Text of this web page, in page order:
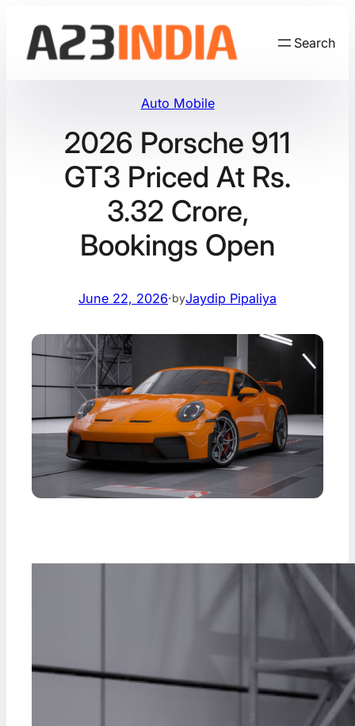
content
Search
Auto Mobile
2026 Porsche 911
GT3 Priced At Rs.
3.32 Crore,
Bookings Open
June 22, 2026·byJaydip Pipaliya